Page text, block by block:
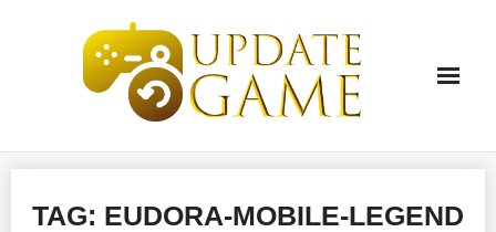
TAG: EUDORA-MOBILE-LEGEND